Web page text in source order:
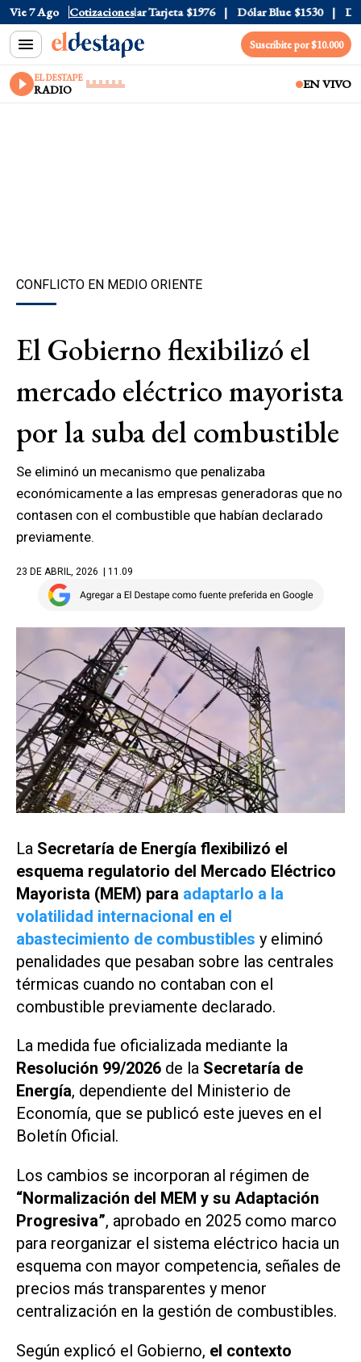
Vie 7 Ago Cotizaciones
Oficial $1520 Dólar Tarjeta $1976 Dólar Blue $1530
Suscribite por $10.000
EL DESTAPE
RADIO EN VIVO
CONFLICTO EN MEDIO ORIENTE
El Gobierno flexibilizó el
mercado eléctrico mayorista
por la suba del combustible
Se eliminó un mecanismo que penalizaba
económicamente a las empresas generadoras que no
contasen con el combustible que habían declarado
previamente.
23 DE ABRIL, 2026 | 11.09
La Secretaría de Energía flexibilizó el
esquema regulatorio del Mercado Eléctrico
Mayorista (MEM) para adaptarlo a la
volatilidad internacional en el
abastecimiento de combustibles y eliminó
penalidades que pesaban sobre las centrales
térmicas cuando no contaban con el
combustible previamente declarado.
La medida fue oficializada mediante la
Resolución 99/2026 de la Secretaría de
Energía, dependiente del Ministerio de
Economía, que se publicó este jueves en el
Boletín Oficial.
Los cambios se incorporan al régimen de
“Normalización del MEM y su Adaptación
Progresiva”, aprobado en 2025 como marco
para reorganizar el sistema eléctrico hacia un
esquema con mayor competencia, señales de
precios más transparentes y menor
centralización en la gestión de combustibles.
Según explicó el Gobierno, el contexto